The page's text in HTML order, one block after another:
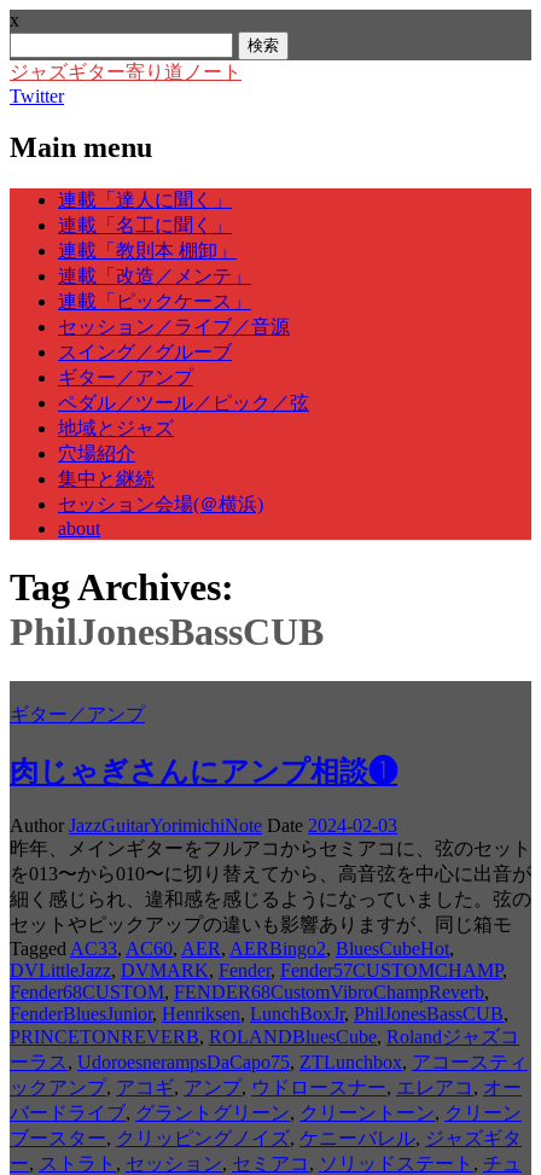
x
索:
ジャズギター寄り道ノート
Twitter
Main menu
Skip
content
連載「達人に聞く」
連載「名工に聞く」
連載「教則本 棚卸」
連載「改造／メンテ」
連載「ピックケース」
セッション／ライブ／音源
スイング／グルーブ
ギター／アンプ
ペダル／ツール／ピック／弦
地域とジャズ
穴場紹介
集中と継続
セッション会場(＠横浜)
about
Tag Archives:
PhilJonesBassCUB
ギター／アンプ
肉じゃぎさんにアンプ相談❶
Author JazzGuitarYorimichiNote Date 2024-02-03
昨年、メインギターをフルアコからセミアコに、弦のセット
を013〜から010〜に切り替えてから、高音弦を中心に出音が
細く感じられ、違和感を感じるようになっていました。弦の
セットやピックアップの違いも影響ありますが、同じ箱モ
Tagged AC33, AC60, AER, AERBingo2, BluesCubeHot,
DVLittleJazz, DVMARK, Fender, Fender57CUSTOMCHAMP,
Fender68CUSTOM, FENDER68CustomVibroChampReverb,
FenderBluesJunior, Henriksen, LunchBoxJr, PhilJonesBassCUB,
PRINCETONREVERB, ROLANDBluesCube, Rolandジャズコ
ーラス , UdoroesnerampsDaCapo75, ZTLunchbox, アコースティ
ックアンプ, アコギ, アンプ, ウドロースナー, エレアコ , オー
バードライブ, グラントグリーン, クリーントーン, クリーン
ブースター, クリッピングノイズ, ケニーバレル, ジャズギタ
ー, ストラト , セッション, セミアコ , ソリッドステート , チュ